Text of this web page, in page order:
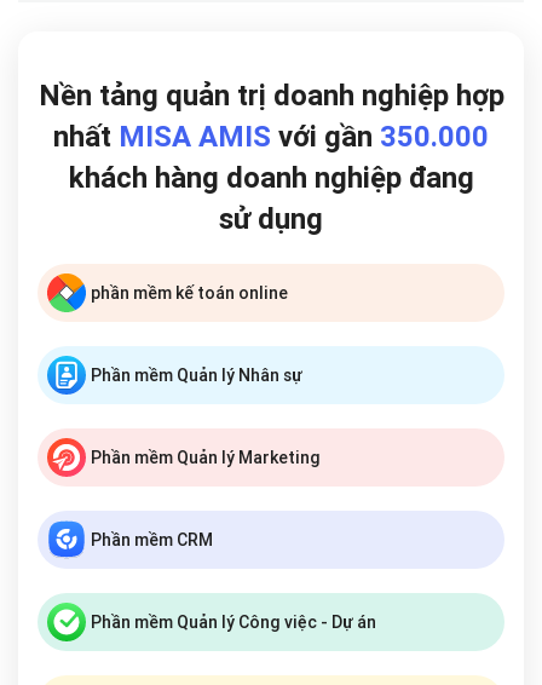
Nền tảng quản trị doanh nghiệp hợp
nhất MISA AMIS với gần 350.000
khách hàng doanh nghiệp đang
sử dụng
phần mềm kế toán online
Phần mềm Quản lý Nhân sự
Phần mềm Quản lý Marketing
Phần mềm CRM
Phần mềm Quản lý Công việc - Dự án